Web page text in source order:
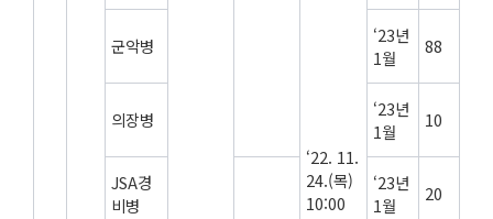
‘22. 11.
24.(목)
10:00
군악병
‘23년
1월
88
의장병
‘23년
1월
10
JSA경
비병
‘23년
1월
20